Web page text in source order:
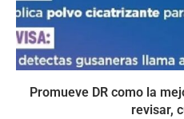
Promueve DR como la
revisar,